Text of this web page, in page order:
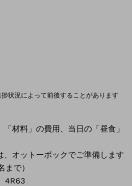
状況によって前後することがあります
材料」の費用、当日の「昼食」
オットーボックでご準備します
まで）
4R63